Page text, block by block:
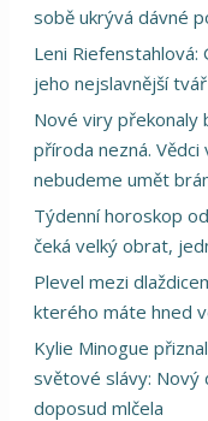
sobě ukrývá dávné
Leni Riefenstahlová:
jeho nejslavnější tvář
Nové viry překonaly
příroda nezná.
nebudeme umět
Týdenní horoskop
čeká velký obrat,
Plevel mezi
kterého máte hned
Kylie Minogue
světové slávy: Nový
doposud mlčela